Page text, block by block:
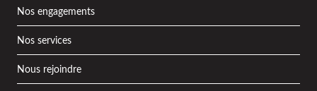
Nos engagements
Nos services
Nous rejoindre